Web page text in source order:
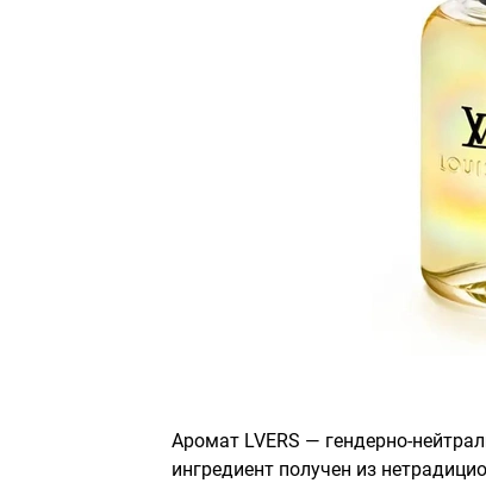
Аромат LVERS — гендерно-
ингредиент получен из